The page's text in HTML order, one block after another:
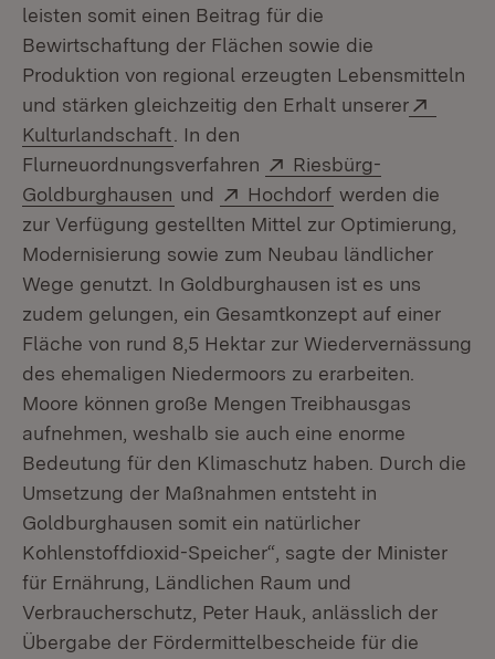
leisten somit einen Beitrag für die
Bewirtschaftung der Flächen sowie die
Produktion von regional erzeugten Lebensmitteln
und stärken gleichzeitig den Erhalt unserer
Kulturlandschaft (Öffnet in neuem Fenster)
. In den
Flurneuordnungsverfahren
Extern:
Riesbürg-
Goldburghausen (Öffnet in neuem Fenster)
und Extern:
Hochdorf (Öffnet in neuem
werden die
zur Verfügung gestellten Mittel zur Optimierung,
Modernisierung sowie zum Neubau ländlicher
Wege genutzt. In Goldburghausen ist es uns
zudem gelungen, ein Gesamtkonzept auf einer
Fläche von rund 8,5 Hektar zur Wiedervernässung
des ehemaligen Niedermoors zu erarbeiten.
Moore können große Mengen Treibhausgas
aufnehmen, weshalb sie auch eine enorme
Bedeutung für den Klimaschutz haben. Durch die
Umsetzung der Maßnahmen entsteht in
Goldburghausen somit ein natürlicher
Kohlenstoffdioxid-Speicher“, sagte der Minister
für Ernährung, Ländlichen Raum und
Verbraucherschutz, Peter Hauk, anlässlich der
Übergabe der Fördermittelbescheide für die